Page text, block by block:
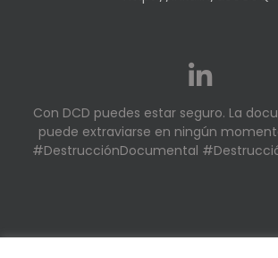
Con DCD puedes estar seguro. La
puede extraviarse en ningún
#DestrucciónDocumental